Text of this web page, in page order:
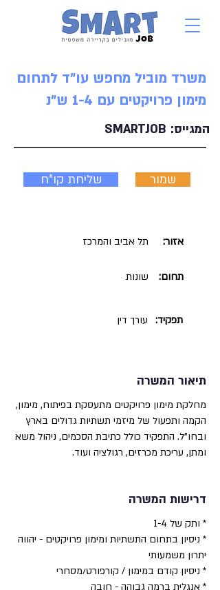
משרד מוביל מחפש עו"ד לתחום
מימון פרויקטים עם 1-4 ש"נ
SMARTJOB המגייס:
שליחת קו"ח שמור
תל אביב והמרכז אזור:
שונות תחום:
עורך דין תפקיד:
תיאור המשרה
מחלקת מימון פרויקטים מתעסקת בפיתוח, מימון,
הקמה ותפעול של מיזמי תשתיות גדולים בארץ
ובחו"ל. התפקיד כולל כתיבת הסכמים, ניהול משא
ומתן, עריכת מכרזים, רגולציה ועוד.
דרישות המשרה
* ותק של 1-4
* ניסיון בתחום התשתיות ומימון פרויקטים - יהווה
יתרון משמעותי
* ניסיון קודם במימון / קורפורט/מסחרי
* אנגלית ברמה גבוהה - חובה